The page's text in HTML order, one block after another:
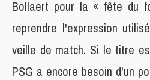
Bollaert pour la « fête du
reprendre l'expression
veille de match. Si le titre
PSG a encore besoin d'un